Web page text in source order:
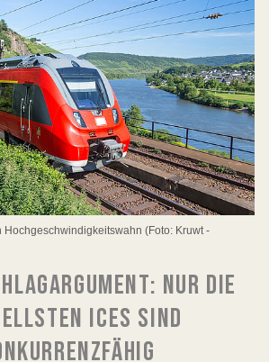
Hochgeschwindigkeitswahn (Foto: Kruwt -
NUR DIE
ICES SIND